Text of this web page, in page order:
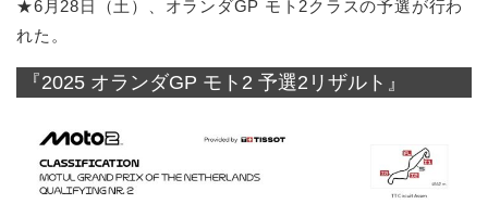
★6月28日（土）、オランダGP モト2クラスの予選が行わ
れた。
『2025 オランダGP モト2 予選2リザルト』